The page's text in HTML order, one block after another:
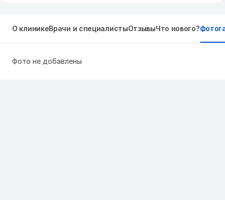
О клиникеВрачи и специалистыОтзывыЧто нового?
Фото не добавлены